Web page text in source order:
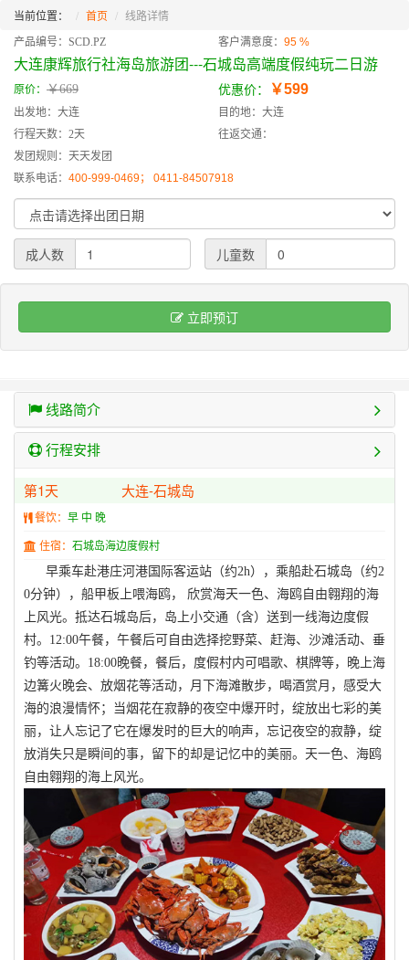
当前位置： 首页 线路详情
产品编号：SCD.PZ 客户满意度： 95 %
大连康辉旅行社海岛旅游团---石城岛高端度假纯玩二日游
原价： ￥669 优惠价： ￥599
出发地：大连
目的地：大连
行程天数：2天
往返交通：
发团规则：天天发团
联系电话： 400-999-0469； 0411-84507918
成人数 儿童数
立即预订
线路简介
行程安排
第1天 大连-石城岛
餐饮： 早 中 晚
住宿： 石城岛海边度假村
早乘车赴港庄河港国际客运站（约2h），乘船赴石城岛（约2
0分钟），船甲板上喂海鸥， 欣赏海天一色、海鸥自由翱翔的海
上风光。抵达石城岛后，岛上小交通（含）送到一线海边度假
村。12:00午餐，午餐后可自由选择挖野菜、赶海、沙滩活动、垂
钓等活动。18:00晚餐，餐后，度假村内可唱歌、棋牌等，晚上海
边篝火晚会、放烟花等活动，月下海滩散步，喝酒赏月，感受大
海的浪漫情怀；当烟花在寂静的夜空中爆开时，绽放出七彩的美
丽，让人忘记了它在爆发时的巨大的响声，忘记夜空的寂静，绽
放消失只是瞬间的事，留下的却是记忆中的美丽。天一色、海鸥
自由翱翔的海上风光。